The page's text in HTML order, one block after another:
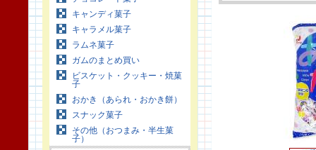
キャンディ菓子
キャラメル菓子
ラムネ菓子
ガムのまとめ買い
ビスケット・クッキー・焼菓
子
おかき（あられ・おかき餅）
スナック菓子
その他（おつまみ・半生菓
子）